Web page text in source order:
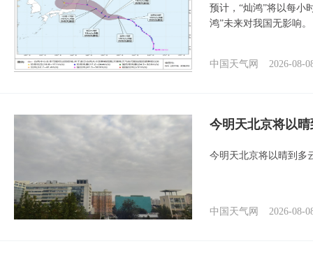
预计，“灿鸿”将以每小
鸿”未来对我国无影响。
中国天气网 2026-08-
今明天北京将以
今明天北京将以晴到多
中国天气网 2026-08-